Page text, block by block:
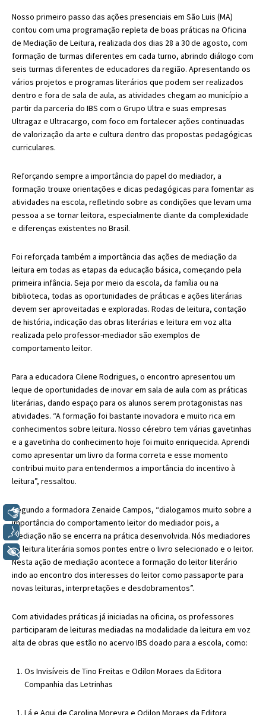
Nosso primeiro passo das ações presenciais em São Luis (MA)
contou com uma programação repleta de boas práticas na Oficina
de Mediação de Leitura, realizada dos dias 28 a 30 de agosto, com
formação de turmas diferentes em cada turno, abrindo diálogo com
seis turmas diferentes de educadores da região. Apresentando os
vários projetos e programas literários que podem ser realizados
dentro e fora de sala de aula, as atividades chegam ao município a
partir da parceria do IBS com o Grupo Ultra e suas empresas
Ultragaz e Ultracargo, com foco em fortalecer ações continuadas
de valorização da arte e cultura dentro das propostas pedagógicas
curriculares.
Reforçando sempre a importância do papel do mediador, a
formação trouxe orientações e dicas pedagógicas para fomentar as
atividades na escola, reﬂetindo sobre as condições que levam uma
pessoa a se tornar leitora, especialmente diante da complexidade
e diferenças existentes no Brasil.
Foi reforçada também a importância das ações de mediação da
leitura em todas as etapas da educação básica, começando pela
primeira infância. Seja por meio da escola, da família ou na
biblioteca, todas as oportunidades de práticas e ações literárias
devem ser aproveitadas e exploradas. Rodas de leitura, contação
de história, indicação das obras literárias e leitura em voz alta
realizada pelo professor-mediador são exemplos de
comportamento leitor.
Para a educadora Cilene Rodrigues, o encontro apresentou um
leque de oportunidades de inovar em sala de aula com as práticas
literárias, dando espaço para os alunos serem protagonistas nas
atividades. “A formação foi bastante inovadora e muito rica em
conhecimentos sobre leitura. Nosso cérebro tem várias gavetinhas
e a gavetinha do conhecimento hoje foi muito enriquecida. Aprendi
como apresentar um livro da forma correta e esse momento
contribui muito para entendermos a importância do incentivo à
leitura”, ressaltou.
Segundo a formadora Zenaide Campos, “dialogamos muito sobre a
importância do comportamento leitor do mediador pois, a
mediação não se encerra na prática desenvolvida. Nós mediadores
da leitura literária somos pontes entre o livro selecionado e o leitor.
Nesta ação de mediação acontece a formação do leitor literário
indo ao encontro dos interesses do leitor como passaporte para
novas leituras, interpretações e desdobramentos”.
Com atividades práticas já iniciadas na oficina, os professores
participaram de leituras mediadas na modalidade da leitura em voz
alta de obras que estão no acervo IBS doado para a escola, como:
Os Invisíveis de Tino Freitas e Odilon Moraes da Editora
Companhia das Letrinhas
Lá e Aqui de Carolina Moreyra e Odilon Moraes da Editora
Libras
Voz
+ Acessibilidade